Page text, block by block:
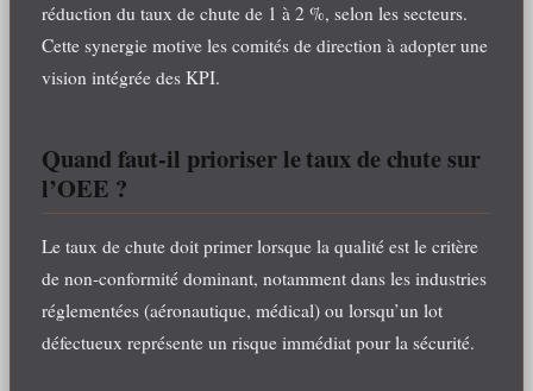
réduction du taux de chute de 1 à 2 %, selon les secteurs.
Cette synergie motive les comités de direction à adopter une
vision intégrée des KPI.
Quand faut-il prioriser le taux de chute sur
l’OEE ?
Le taux de chute doit primer lorsque la qualité est le critère
de non-conformité dominant, notamment dans les industries
réglementées (aéronautique, médical) ou lorsqu’un lot
défectueux représente un risque immédiat pour la sécurité.